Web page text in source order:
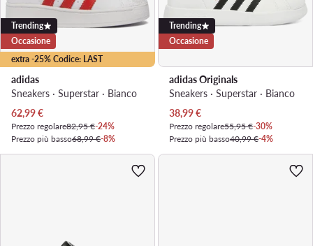
extra -25% Codice: LAST
Trending
Occasione
adidas
Sneakers · Superstar · Bianco
Prezzo attuale
62,99€
Prezzo regolare82,95 €-24%
Prezzo più basso68,99 €-8%
Trending
Occasione
adidas Originals
Sneakers · Superstar · Bianco
Prezzo attuale
38,99€
Prezzo regolare55,95 €-30%
Prezzo più basso40,99 €-4%